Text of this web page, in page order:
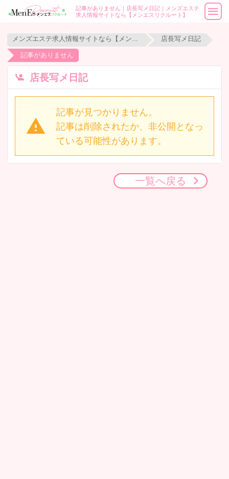
記事がありません｜店長写メ日記｜メンズエステ
求人情報サイトなら【メンエスリクルート】
店長写メ日記
記事がありません
店長写メ日記
記事が見つかりません。
記事は削除されたか、非公開となっ
ている可能性があります。
一覧へ戻る